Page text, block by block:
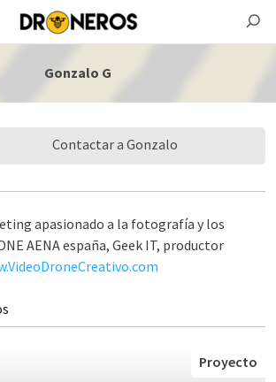
Gonzalo G
Contactar a Gonzalo
apasionado a la fotografía y los
AENA españa, Geek IT, productor
Proyecto